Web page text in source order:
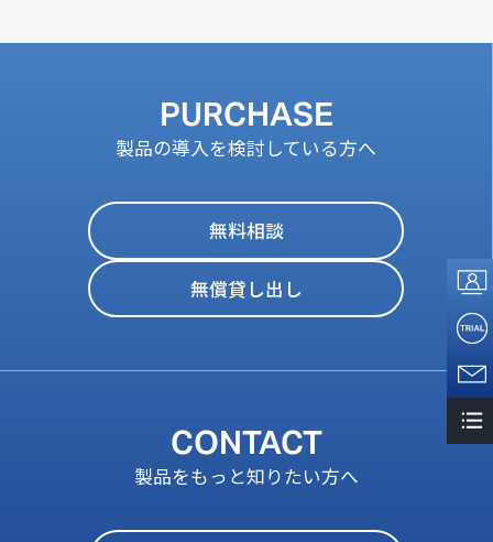
PURCHASE
製品の導入を検討している方へ
無料相談
無償貸し出し
CONTACT
製品をもっと知りたい方へ